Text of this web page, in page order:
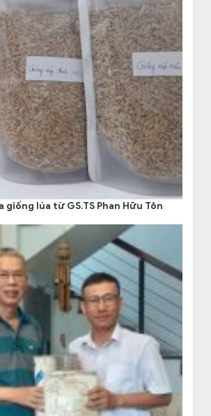
giống lúa từ GS.TS Phan Hữu Tôn